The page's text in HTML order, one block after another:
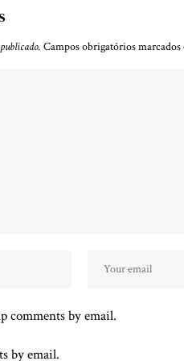
Campos obrigatórios marcados
comments by email.
by email.